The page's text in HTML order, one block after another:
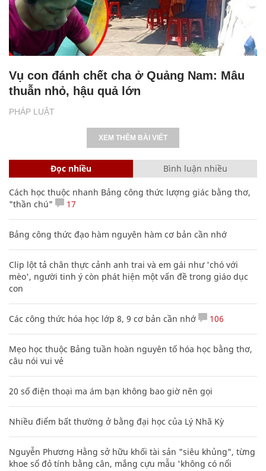
PHÁP LUẬT
Vụ con đánh chết cha ở Quảng Nam: Mâu
thuẫn nhỏ, hậu quả lớn
XEM THÊM BÀI VIẾT
Đọc nhiều Bình luận nhiều
Cách học thuộc nhanh Bảng công thức lượng giác bằng thơ,
"thần chú"
17
Bảng công thức đạo hàm nguyên hàm cơ bản cần nhớ
Clip lột tả chân thực cảnh anh trai và em gái như 'chó với
mèo', người tinh ý còn phát hiện một vấn đề trong giáo dục
con
Các công thức hóa học lớp 8, 9 cơ bản cần nhớ 106
Mẹo học thuộc Bảng tuần hoàn nguyên tố hóa học bằng thơ,
câu nói vui vẻ
20 số điện thoại ma ám bạn không bao giờ nên gọi
Nhiều điểm bất thường ở bằng đại học của Lý Nhã Kỳ
Nguyễn Phương Hằng sở hữu khối tài sản "siêu khủng", từng
khoe sổ đỏ tính bằng cân, mắng cựu mẫu 'không có nổi